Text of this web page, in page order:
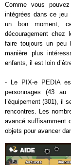
Comme vous
intégrées dans ce jeu
un bon moment,
découragement chez
faire toujours un peu
manière plus
enfants, il est loin
- Le PIX-e PEDIA
personnages (43
l’équipement (301), il
rencontres. Les
avancé suffisamment
objets pour avancer